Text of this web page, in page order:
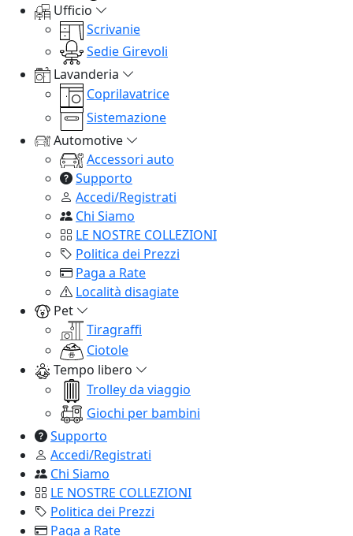
Ufficio
Scrivanie
Sedie Girevoli
Lavanderia
Coprilavatrice
Sistemazione
Automotive
Accessori auto
Supporto
Accedi/Registrati
Chi Siamo
LE NOSTRE COLLEZIONI
Politica dei Prezzi
Paga a Rate
Località disagiate
Pet
Tiragraffi
Ciotole
Tempo libero
Trolley da viaggio
Giochi per bambini
Supporto
Accedi/Registrati
Chi Siamo
LE NOSTRE COLLEZIONI
Politica dei Prezzi
Paga a Rate